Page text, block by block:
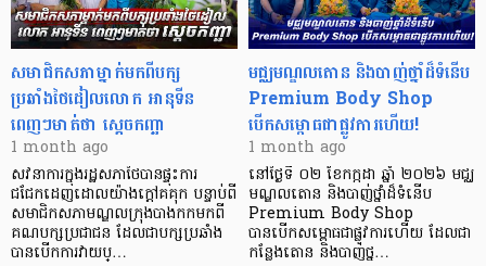
សមាជិកសភាម្នាក់មកពីបក្ស
ប្រឆាំងថៃដៀលលោក អានុទីន
ពេញៗមាត់ថា ស្តេចកញ្ឆា
1 month ago
សវនាការក្នុងរដ្ឋសភាថៃបានផ្ទុះការ
ជជែកដេញដោលយ៉ាងក្តៅគគុក បន្ទាប់ពី
សមាជិកសភាមណ្ឌលក្រុងបាងកកមកពី
គណបក្សប្រជាជន ដែលជាបក្សប្រឆាំង
បានបើកការវាយប្…
មជ្ឈមណ្ឌលតោន និងបាញ់ថ្នាំដ៏ទំនើប
Premium Body Shop
បើកសម្ពោធជាផ្លូវការហើយ!
1 month ago
នៅថ្ងៃទី ០២ ខែកក្កដា ឆ្នាំ ២០២៦ មជ្ឈ
មណ្ឌលតោន និងបាញ់ថ្នាំដ៏ទំនើប
Premium Body Shop
បានបើកសម្ពោធជាផ្លូវការហើយ ដែលជា
កន្លែងតោន និងបាញ់ថ្ន…